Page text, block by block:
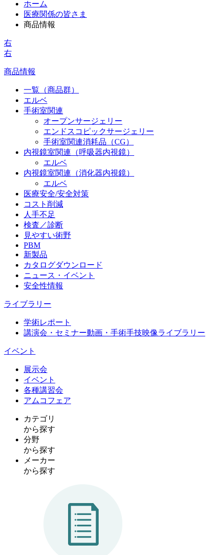
ホーム
医療関係の皆さま
商品情報
右
右
商品情報
一覧（商品群）
エルベ
手術室関連
オープンサージェリー
エンドスコピックサージェリー
手術室関連消耗品（CG）
内視鏡室関連（呼吸器内視鏡）
エルベ
内視鏡室関連（消化器内視鏡）
エルベ
医療安全/安全対策
コスト削減
人手不足
検査／診断
見やすい術野
PBM
新製品
カタログダウンロード
ニュース・イベント
安全性情報
ライブラリー
学術レポート
講演会・セミナー動画・手術手技映像ライブラリー
イベント
展示会
イベント
各種講習会
アムコフェア
カテゴリ
から探す
分野
から探す
メーカー
から探す